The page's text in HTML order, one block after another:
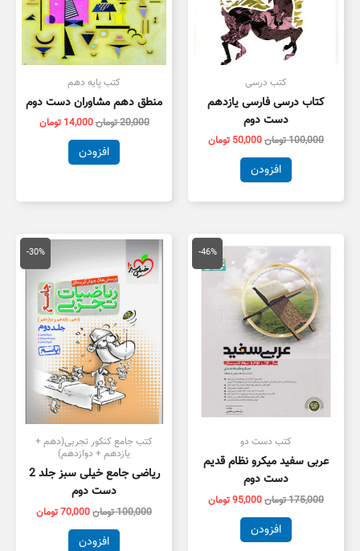
کتب درسی
کتاب درسی فارسی یازدهم
دست دوم
100,000تومان50,000 تومان
افزودن
کتب پایه دهم
منطق دهم مشاوران دست دوم
20,000تومان14,000 تومان
افزودن
-46%
کتب دست دو
عربی سفید میکرو نظام قدیم
دست دوم
175,000تومان
اصلی
175,000 تومان
بود.
95,000تومان
قیمت
فعلی
95,000 تومان
افزودن
-30%
کتب جامع کنکور تجربی(دهم +
یازدهم + دوازدهم)
ریاضی جامع خیلی سبز جلد 2
دست دوم
100,000تومان
قیمت
100,000 تومان
بود.
70,000تومان
قیمت
فعلی
افزودن